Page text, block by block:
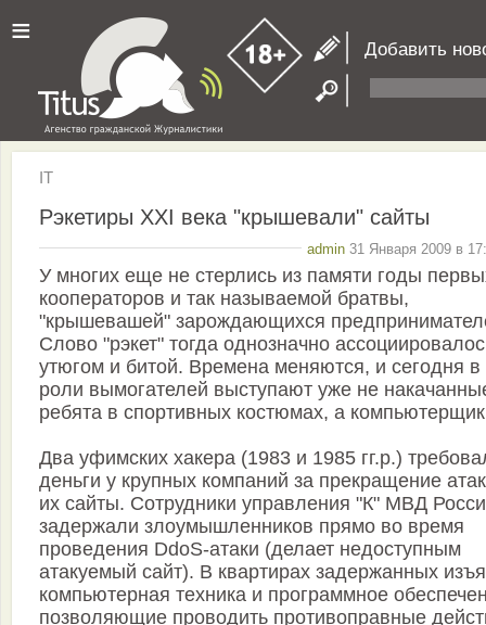
≡ Добавить
IT
Рэкетиры XXI века "крышевали" сайты
admin 31 Января 2009 в
У многих еще не стерлись из памяти годы
кооператоров и так называемой братвы,
"крышевашей" зарождающихся
Слово "рэкет" тогда однозначно
утюгом и битой. Времена меняются, и сегодня в
роли вымогателей выступают уже не
ребята в спортивных костюмах, а
Два уфимских хакера (1983 и 1985 гг.р.)
деньги у крупных компаний за прекращение
их сайты. Сотрудники управления "К" МВД
задержали злоумышленников прямо во время
проведения DdoS-атаки (делает недоступным
атакуемый сайт). В квартирах задержанных
компьютерная техника и программное
позволяющие проводить противоправные